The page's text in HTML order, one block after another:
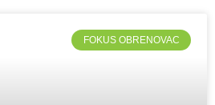
FOKUS OBRENOVAC